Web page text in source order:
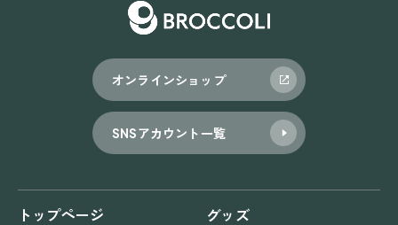
オンラインショップ
SNSアカウント一覧
トップページ
グッズ